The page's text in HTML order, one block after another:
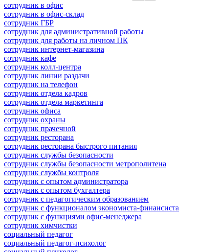
сотрудник в офис
сотрудник в офис-склад
сотрудник ГБР
сотрудник для административной работы
сотрудник для работы на личном ПК
сотрудник интернет-магазина
сотрудник кафе
сотрудник колл-центра
сотрудник линии раздачи
сотрудник на телефон
сотрудник отдела кадров
сотрудник отдела маркетинга
сотрудник офиса
сотрудник охраны
сотрудник прачечной
сотрудник ресторана
сотрудник ресторана быстрого питания
сотрудник службы безопасности
сотрудник службы безопасности метрополитена
сотрудник службы контроля
сотрудник с опытом администратора
сотрудник с опытом бухгалтера
сотрудник с педагогическим образованием
сотрудник с функционалом экономиста-финансиста
сотрудник с функциями офис-менеджера
сотрудник химчистки
социальный педагог
социальный педагог-психолог